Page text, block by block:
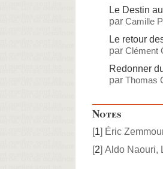
Le Destin
par Camille
Le retour
par Clément
Redonner
par Thomas
Notes
[1] Éric
[2] Aldo Naouri,